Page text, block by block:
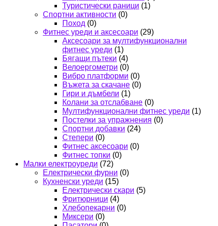
Туристически раници (1)
Спортни активности (0)
Поход (0)
Фитнес уреди и аксесоари (29)
Аксесоари за мултифункционални
фитнес уреди (1)
Бягащи пътеки (4)
Велоергометри (0)
Вибро платформи (0)
Въжета за скачане (0)
Гири и дъмбели (1)
Колани за отслабване (0)
Мултифункционални фитнес уреди (1)
Постелки за упражнения (0)
Спортни добавки (24)
Степери (0)
Фитнес аксесоари (0)
Фитнес топки (0)
Малки електроуреди (72)
Електрически фурни (0)
Кухненски уреди (15)
Електрически скари (5)
Фритюрници (4)
Хлебопекарни (0)
Миксери (0)